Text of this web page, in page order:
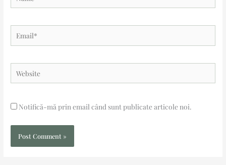
Email*
Notifică-mă prin email când sunt publicate articole noi.